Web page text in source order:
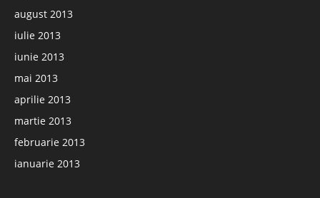
august 2013
iulie 2013
iunie 2013
mai 2013
aprilie 2013
martie 2013
februarie 2013
ianuarie 2013